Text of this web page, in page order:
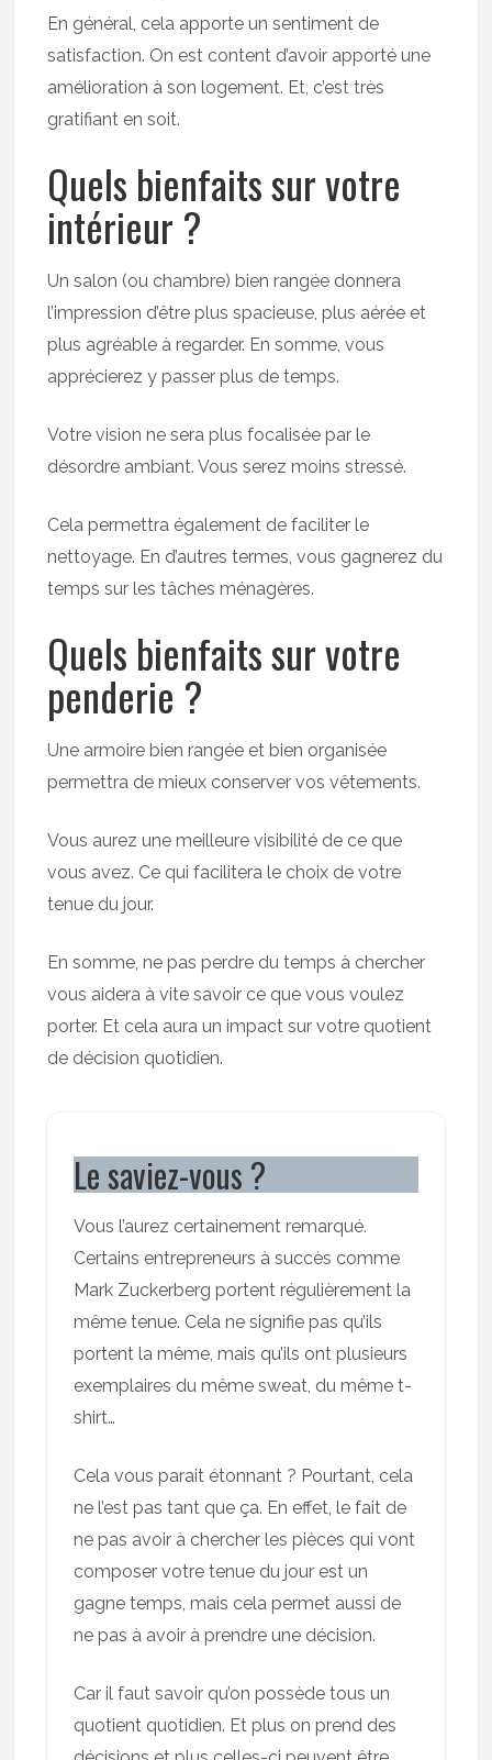
En général, cela apporte un sentiment de
satisfaction. On est content d’avoir apporté une
amélioration à son logement. Et, c’est très
gratifiant en soit.
Quels bienfaits sur votre
intérieur ?
Un salon (ou chambre) bien rangée donnera
l’impression d’être plus spacieuse, plus aérée et
plus agréable à regarder. En somme, vous
apprécierez y passer plus de temps.
Votre vision ne sera plus focalisée par le
désordre ambiant. Vous serez moins stressé.
Cela permettra également de faciliter le
nettoyage. En d’autres termes, vous gagnerez du
temps sur les tâches ménagères.
Quels bienfaits sur votre
penderie ?
Une armoire bien rangée et bien organisée
permettra de mieux conserver vos vêtements.
Vous aurez une meilleure visibilité de ce que
vous avez. Ce qui facilitera le choix de votre
tenue du jour.
En somme, ne pas perdre du temps à chercher
vous aidera à vite savoir ce que vous voulez
porter. Et cela aura un impact sur votre quotient
de décision quotidien.
Le saviez-vous ?
Vous l’aurez certainement remarqué.
Certains entrepreneurs à succès comme
Mark Zuckerberg portent régulièrement la
même tenue. Cela ne signifie pas qu’ils
portent la même, mais qu’ils ont plusieurs
exemplaires du même sweat, du même t-
shirt…
Cela vous parait étonnant ? Pourtant, cela
ne l’est pas tant que ça. En effet, le fait de
ne pas avoir à chercher les pièces qui vont
composer votre tenue du jour est un
gagne temps, mais cela permet aussi de
ne pas à avoir à prendre une décision.
Car il faut savoir qu’on possède tous un
quotient quotidien. Et plus on prend des